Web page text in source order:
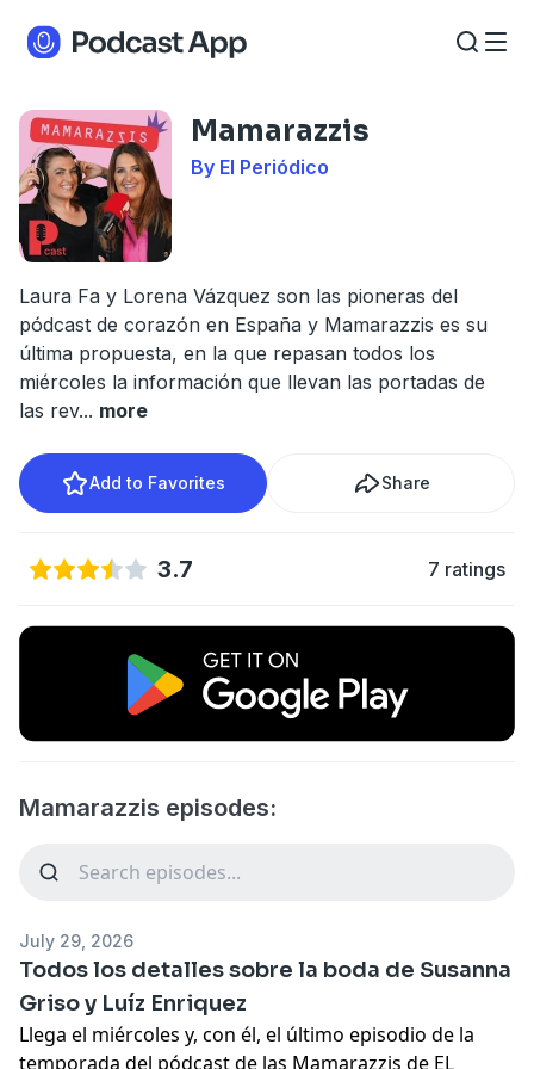
Mamarazzis
By El Periódico
Laura Fa y Lorena Vázquez son las pioneras del
pódcast de corazón en España y Mamarazzis es su
última propuesta, en la que repasan todos los
miércoles la información que llevan las portadas de
las rev... more
Add to Favorites Share
3.7 7 ratings
Mamarazzis episodes:
July 29, 2026
Todos los detalles sobre la boda de Susanna
Griso y Luíz Enriquez
Llega el miércoles y, con él, el último episodio de la
temporada del pódcast de las Mamarazzis de EL